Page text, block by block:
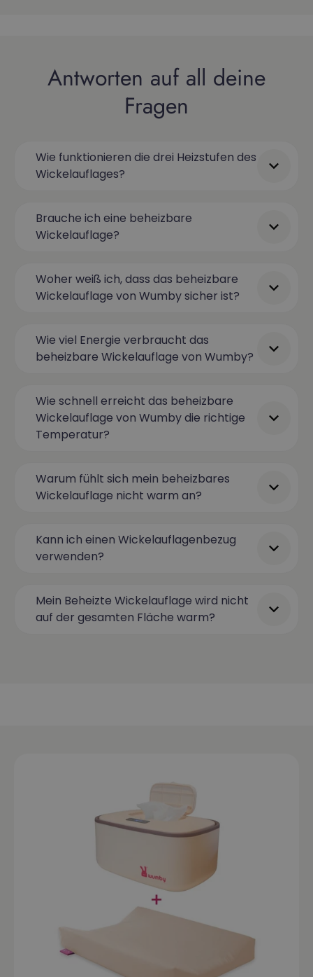
Antworten auf all deine
Fragen
Wie funktionieren die drei Heizstufen des
Wickelauflages?
Brauche ich eine beheizbare
Wickelauflage?
Woher weiß ich, dass das beheizbare
Wickelauflage von Wumby sicher ist?
Wie viel Energie verbraucht das
beheizbare Wickelauflage von Wumby?
Wie schnell erreicht das beheizbare
Wickelauflage von Wumby die richtige
Temperatur?
Warum fühlt sich mein beheizbares
Wickelauflage nicht warm an?
Kann ich einen Wickelauflagenbezug
verwenden?
Mein Beheizte Wickelauflage wird nicht
auf der gesamten Fläche warm?